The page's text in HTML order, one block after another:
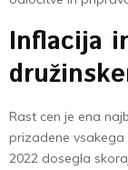
Inflacija
Rast cen je ena
prizadene vsakega
2022 dosegla